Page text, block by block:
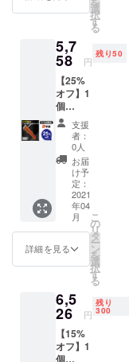
品を日本の
介していき
たいと考え
ておりま
税込・
送料込
格とな
りま
す。 ※
皆様の
応援購
入によ
り量産
効率が
向上し
た場
合、正
規販売
価格が
販売予
定価格
より下
がる可
※デザイ
ン・仕
様は変
更にな
る可能
選
択
す
る
5,7
58 円
残り50
【25%
オフ】1
個
5,758円
（税
込） 50
名様限
定！ ※
販売予
定価
格：
7,678円
（税
込） ※
税込・
送料込
格とな
りま
す。 ※
皆様の
応援購
支援
者：
0人
お届
け予
定：
2021
年04
月
詳細を見る
こ
の
リ
タ
ー
ン
を
選
択
す
る
6,5
26 円
残り
300
【15%
オフ】1
個